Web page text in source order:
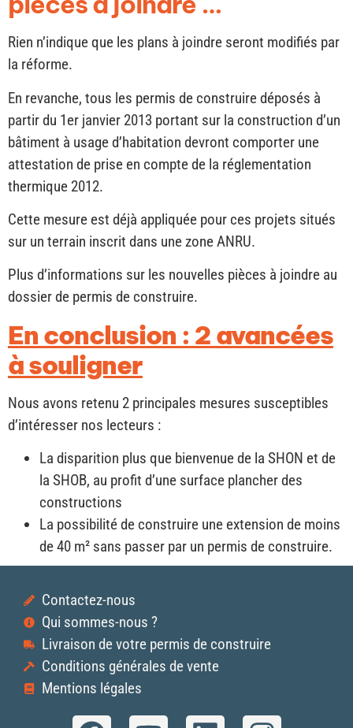
Rien n’indique que les plans à joindre seront modifiés par
la réforme.
En revanche, tous les permis de construire déposés à
partir du 1er janvier 2013 portant sur la construction d’un
bâtiment à usage d’habitation devront comporter une
attestation de prise en compte de la réglementation
thermique 2012.
Cette mesure est déjà appliquée pour ces projets situés
sur un terrain inscrit dans une zone ANRU.
Plus d’informations sur les nouvelles pièces à joindre au
dossier de permis de construire.
En conclusion : 2 avancées
à souligner
Nous avons retenu 2 principales mesures susceptibles
d’intéresser nos lecteurs :
La disparition plus que bienvenue de la SHON et de
la SHOB, au profit d’une surface plancher des
constructions
La possibilité de construire une extension de moins
de 40 m² sans passer par un permis de construire.
Contactez-nous
Qui sommes-nous ?
Livraison de votre permis de construire
Conditions générales de vente
Mentions légales